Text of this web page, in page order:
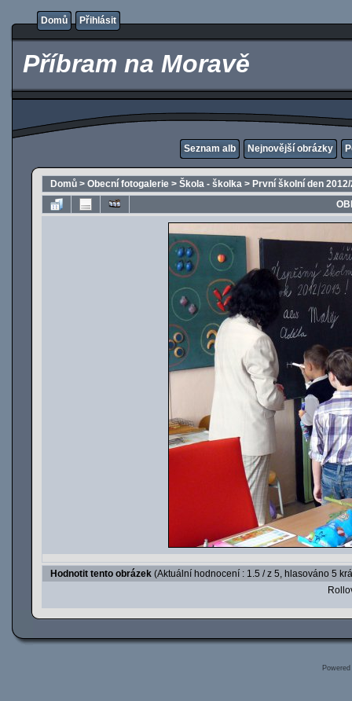
Domů Přihlásit
Příbram na Moravě
Seznam alb Nejnovější obrázky
Domů > Obecní fotogalerie > Škola - školka > První školní den
Hodnotit tento obrázek (Aktuální hodnocení : 1.5 / z 5, hlasováno 5